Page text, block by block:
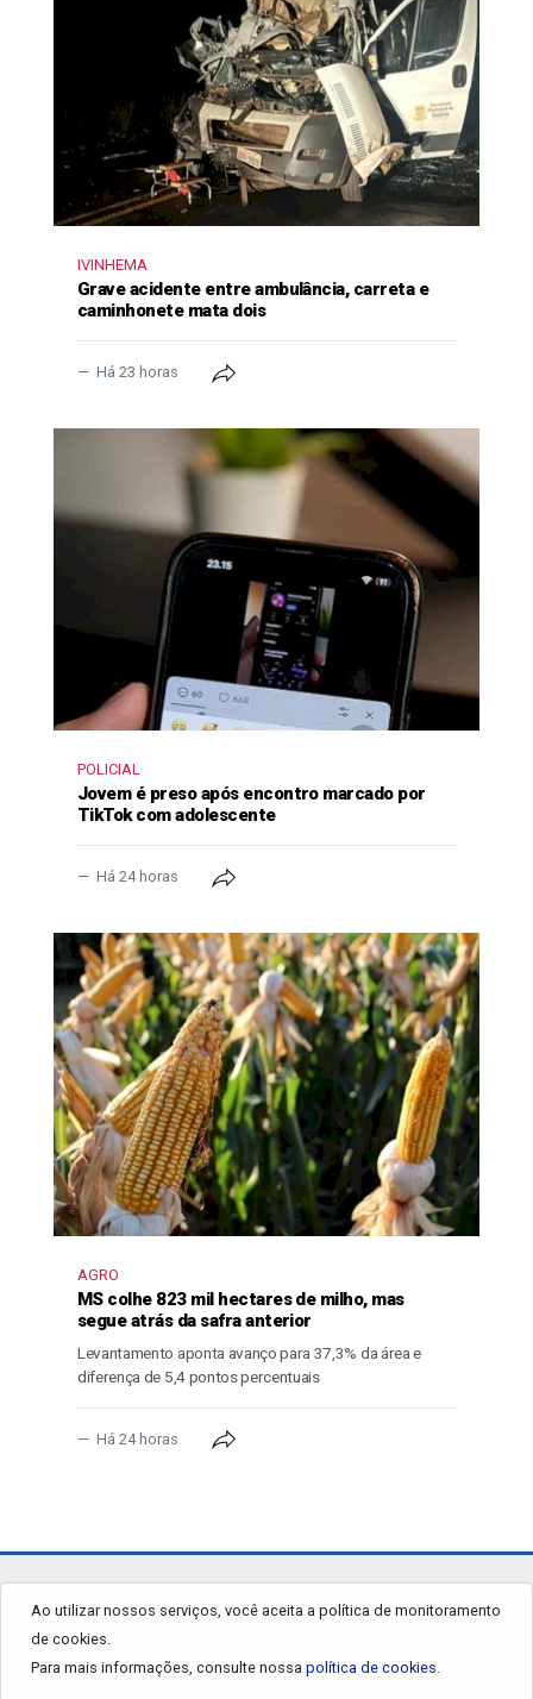
IVINHEMA
Grave acidente entre ambulância, carreta e
caminhonete mata dois
Há 23 horas
POLICIAL
Jovem é preso após encontro marcado por
TikTok com adolescente
Há 24 horas
AGRO
MS colhe 823 mil hectares de milho, mas
segue atrás da safra anterior
Levantamento aponta avanço para 37,3% da área e
diferença de 5,4 pontos percentuais
Há 24 horas
Ao utilizar nossos serviços, você aceita a política de monitoramento
de cookies.
Para mais informações, consulte nossa política de cookies.
jornalgrandourados.com.br